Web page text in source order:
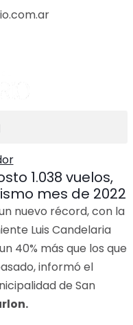
1.038 vuelos,
mes de 2022
nuevo récord, con la
Luis Candelaria
40% más que los que
informó el
de San